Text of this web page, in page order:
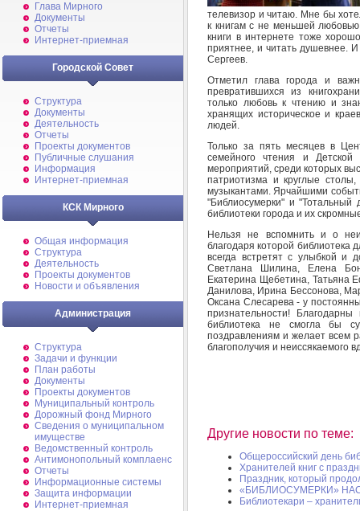
Глава Мирного
Документы
Отчеты
Интернет-приемная
Городской Совет
Структура
Документы
Деятельность
Отчеты
Проекты документов
Публичные слушания
Информация
Интернет-приемная
КСК Мирного
Общая информация
Структура
Деятельность
Проекты документов
Новости и объявления
Администрация
Структура
Задачи и функции
План работы
Документы
Проекты документов
Муниципальный контроль
Дорожный фонд Мирного
Cведения о муниципальном
имуществе
Ведомственный контроль
Антимонопольный комплаенс
Отчеты
Информационные системы
Защита информации
Интернет-приемная
телевизор и читаю. Мне бы
к книгам с не меньшей
книги в интернете тоже
приятнее, и читать душевнее.
Сергеев.
Отметил глава города и
превратившихся из
только любовь к чтению и
хранящих историческое и
людей.
Только за пять месяцев в
семейного чтения и
мероприятий, среди которых
патриотизма и круглые
музыкантами. Ярчайшими
"Библиосумерки" и "Тотальный
библиотеки города и их
Нельзя не вспомнить и о
благодаря которой библиотека
всегда встретят с улыбкой и
Светлана Шилина, Елена
Екатерина Щебетина, Татьяна
Данилова, Ирина Бессонова,
Оксана Слесарева - у
признательности!
библиотека не смогла бы
поздравлениям и желает всем
благополучия и неиссякаемого
Другие новости по теме:
Общероссийский день
Хранителей книг с
Праздник, который
«БИБЛИОСУМЕРКИ»
Библиотекари –